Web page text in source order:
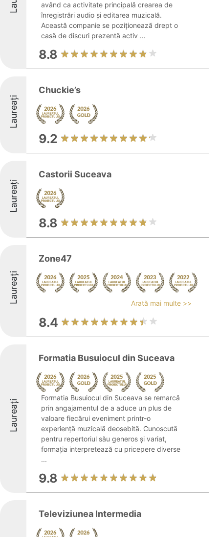
având ca activitate principală crearea de
înregistrări audio și editarea muzicală.
Această companie se poziționează drept o
casă de discuri prezentă activ ...
8.8
Laureați
Chuckie’s
9.2
Laureați
Castorii Suceava
8.8
Laureați
Zone47
Arată mai multe >>
8.4
Laureați
Formatia Busuiocul din Suceava
Formatia Busuiocul din Suceava se remarcă
prin angajamentul de a aduce un plus de
valoare fiecărui eveniment printr-o
experiență muzicală deosebită. Cunoscută
pentru repertoriul său generos și variat,
formația interpretează cu pricepere diverse
...
9.8
Televiziunea Intermedia